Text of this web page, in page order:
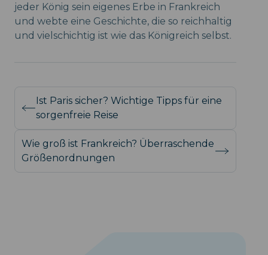
jeder König sein eigenes Erbe in Frankreich
und webte eine Geschichte, die so reichhaltig
und vielschichtig ist wie das Königreich selbst.
Ist Paris sicher? Wichtige Tipps für eine
sorgenfreie Reise
Wie groß ist Frankreich? Überraschende
Größenordnungen